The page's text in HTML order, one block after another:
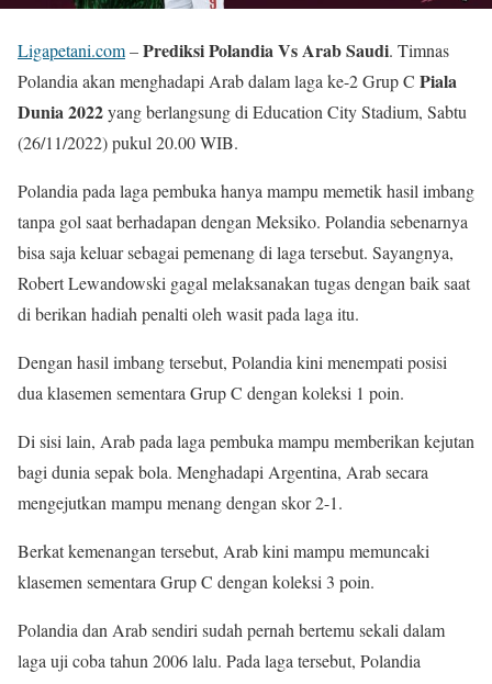
Ligapetani.com–Prediksi Polandia Vs Arab Saudi. Timnas
Polandia akan menghadapi Arab dalam laga ke-2 Grup C Piala
Dunia 2022yang berlangsung di Education City Stadium, Sabtu
(26/11/2022) pukul 20.00 WIB.
Polandia pada laga pembuka hanya mampu memetik hasil imbang
tanpa gol saat berhadapan dengan Meksiko. Polandia sebenarnya
bisa saja keluar sebagai pemenang di laga tersebut. Sayangnya,
Robert Lewandowski gagal melaksanakan tugas dengan baik saat
di berikan hadiah penalti oleh wasit pada laga itu.
Dengan hasil imbang tersebut, Polandia kini menempati posisi
dua klasemen sementara Grup C dengan koleksi 1 poin.
Di sisi lain, Arab pada laga pembuka mampu memberikan kejutan
bagi dunia sepak bola. Menghadapi Argentina, Arab secara
mengejutkan mampu menang dengan skor 2-1.
Berkat kemenangan tersebut, Arab kini mampu memuncaki
klasemen sementara Grup C dengan koleksi 3 poin.
Polandia dan Arab sendiri sudah pernah bertemu sekali dalam
laga uji coba tahun 2006 lalu. Pada laga tersebut, Polandia